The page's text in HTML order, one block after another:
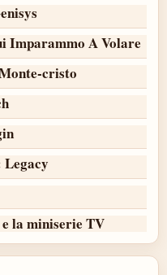
Imparammo A Volare
cristo
Legacy
la miniserie TV